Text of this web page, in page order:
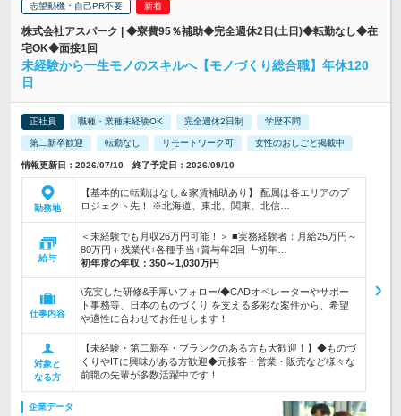
志望動機・自己PR不要
株式会社アスパーク | ◆寮費95％補助◆完全週休2日(土日)◆転勤なし◆在
宅OK◆面接1回
未経験から一生モノのスキルへ【モノづくり総合職】年休120
日
正社員 職種・業種未経験OK 完全週休2日制 学歴不問
第二新卒歓迎 転勤なし リモートワーク可 女性のおしごと掲載中
情報更新日：2026/07/10 終了予定日：2026/09/10
勤務地
【基本的に転勤はなし＆家賃補助あり】 配属は各エリアのプ
ロジェクト先！ ※北海道、東北、関東、北信…
給与
＜未経験でも月収26万円可能！＞ ■実務経験者：月給25万円～
80万円＋残業代+各種手当+賞与年2回 ┗初年…
初年度の年収： 350～1,030万円
仕事内容
\充実した研修&手厚いフォロー/◆CADオペレーターやサポー
ト事務等、日本のものづくり を支える多彩な案件から、希望
や適性に合わせてお任せします！
対象と
なる方
【未経験・第二新卒・ブランクのある方も大歓迎！】◆ものづ
くりやITに興味がある方歓迎◆元接客・営業・販売など様々な
前職の先輩が多数活躍中です！
企業データ